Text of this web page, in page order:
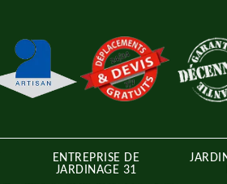
ENTREPRISE DE
JARDINAGE 31